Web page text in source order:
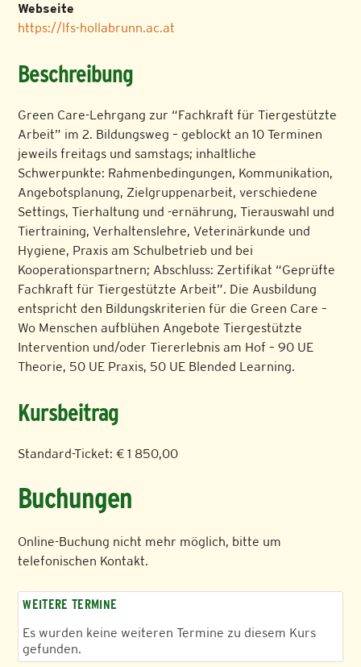
Webseite
https://lfs-hollabrunn.ac.at
Beschreibung
Green Care-Lehrgang zur “Fachkraft für Tiergestützte
Arbeit” im 2. Bildungsweg – geblockt an 10 Terminen
jeweils freitags und samstags; inhaltliche
Schwerpunkte: Rahmenbedingungen, Kommunikation,
Angebotsplanung, Zielgruppenarbeit, verschiedene
Settings, Tierhaltung und -ernährung, Tierauswahl und
Tiertraining, Verhaltenslehre, Veterinärkunde und
Hygiene, Praxis am Schulbetrieb und bei
Kooperationspartnern; Abschluss: Zertifikat “Geprüfte
Fachkraft für Tiergestützte Arbeit”. Die Ausbildung
entspricht den Bildungskriterien für die Green Care –
Wo Menschen aufblühen Angebote Tiergestützte
Intervention und/oder Tiererlebnis am Hof – 90 UE
Theorie, 50 UE Praxis, 50 UE Blended Learning.
Kursbeitrag
Standard-Ticket: € 1 850,00
Buchungen
Online-Buchung nicht mehr möglich, bitte um
telefonischen Kontakt.
WEITERE TERMINE
Es wurden keine weiteren Termine zu diesem Kurs
gefunden.